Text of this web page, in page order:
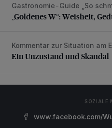
„Goldenes W“: Weisheit,
Gastronomie-Guide „So
„Goldenes W“: Weisheit,
Ein Unzustand und Skandal
Kommentar zur Situation am
Ein Unzustand und Skandal
SOZIALE
www.facebook.com/